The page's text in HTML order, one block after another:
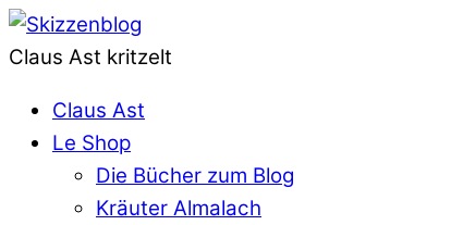
Claus Ast kritzelt
Claus Ast
Le Shop
Die Bücher zum Blog
Kräuter Almalach